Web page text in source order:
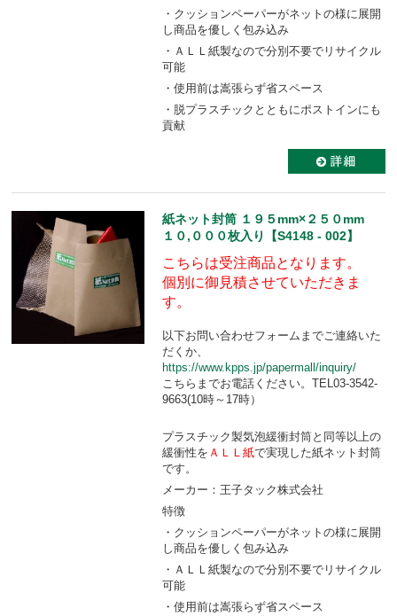
・クッションペーパーがネットの様に展開
し商品を優しく包み込み
・ＡＬＬ紙製なので分別不要でリサイクル
可能
・使用前は嵩張らず省スペース
・脱プラスチックとともにポストインにも
貢献
紙ネット封筒 １９５mm×２５０mm
１０,０００枚入り【S4148 - 002】
こちらは受注商品となります。
個別に御見積させていただきま
す。
以下お問い合わせフォームまでご連絡いた
だくか、
https://www.kpps.jp/papermall/inquiry/
こちらまでお電話ください。TEL03-3542-
9663(10時～17時）
プラスチック製気泡緩衝封筒と同等以上の
緩衝性を ＡＬＬ紙で実現した紙ネット封筒
です。
メーカー：王子タック株式会社
特徴
・クッションペーパーがネットの様に展開
し商品を優しく包み込み
・ＡＬＬ紙製なので分別不要でリサイクル
可能
・使用前は嵩張らず省スペース